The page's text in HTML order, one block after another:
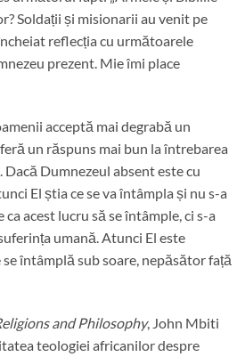
Soldații și misionarii au venit pe
reflecția cu următoarele
prezent. Mie îmi place
acceptă mai degrabă un
un răspuns mai bun la întrebarea
Dumnezeul absent este cu
El știa ce se va întâmpla și nu s-a
acest lucru să se întâmple, ci s-a
umană. Atunci El este
întâmplă sub soare, nepăsător față
and Philosophy, John Mbiti
teologiei africanilor despre